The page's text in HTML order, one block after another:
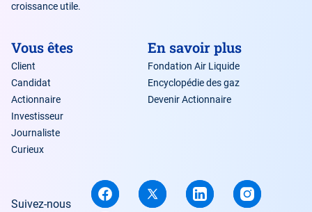
croissance utile.
Vous êtes
Client
Candidat
Actionnaire
Investisseur
Journaliste
Curieux
En savoir plus
Fondation Air Liquide
Encyclopédie des gaz
Devenir Actionnaire
Suivez-nous